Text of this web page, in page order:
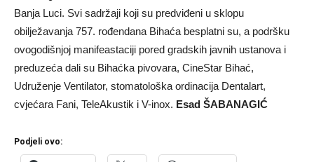
Banja Luci. Svi sadržaji koji su predviđeni u sklopu
obilježavanja 757. rođendana Bihaća besplatni su, a podršku
ovogodišnjoj manifeastaciji pored gradskih javnih ustanova i
preduzeća dali su Bihaćka pivovara, CineStar Bihać,
Udruženje Ventilator, stomatološka ordinacija Dentalart,
cvjećara Fani, TeleAkustik i V-inox. Esad ŠABANAGIĆ
Podjeli ovo: